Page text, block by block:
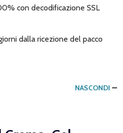
con decodificazione SSL
dalla ricezione del pacco
NASCONDI